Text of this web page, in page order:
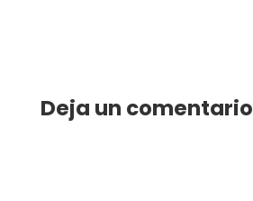
Deja un comentario